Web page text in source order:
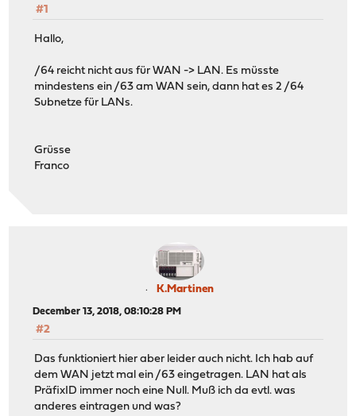
#1
Hallo,
/64 reicht nicht aus für WAN -> LAN. Es müsste
mindestens ein /63 am WAN sein, dann hat es 2 /64
Subnetze für LANs.
Grüsse
Franco
K.Martinen
December 13, 2018, 08:10:28 PM
#2
Das funktioniert hier aber leider auch nicht. Ich hab auf
dem WAN jetzt mal ein /63 eingetragen. LAN hat als
PräfixID immer noch eine Null. Muß ich da evtl. was
anderes eintragen und was?